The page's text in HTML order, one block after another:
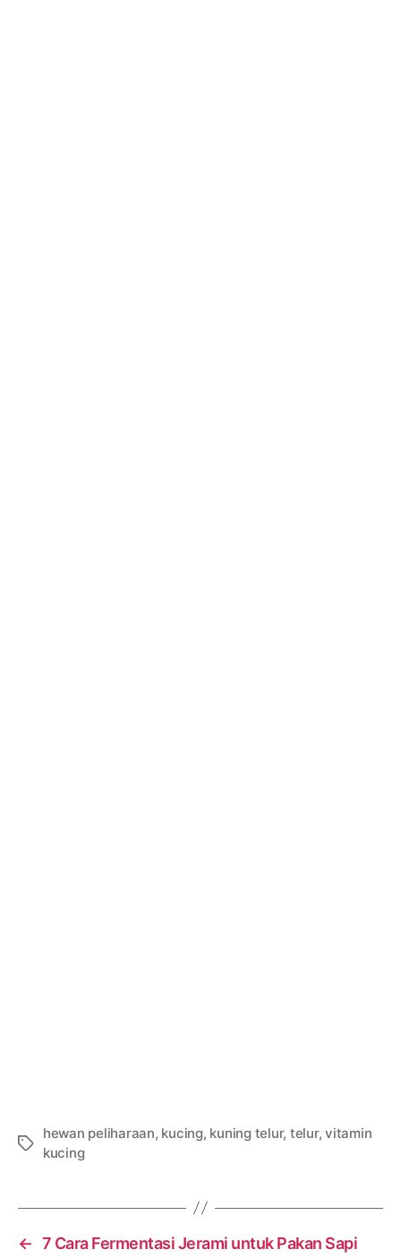
Tags
hewan peliharaan, kucing, kuning telur, telur,vitamin
kucing
← 7 Cara Fermentasi Jerami untuk Pakan Sapi